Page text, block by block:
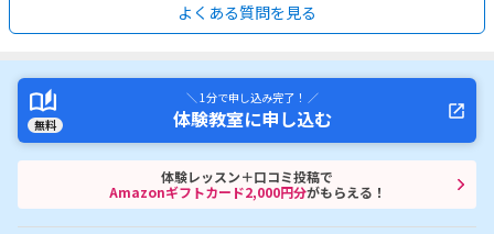
よくある質問を見る
無料
＼ 1分で申し込み完了！ ／
体験教室に申し込む
体験レッスン＋口コミ投稿で
Amazonギフトカード2,000円分がもらえる！